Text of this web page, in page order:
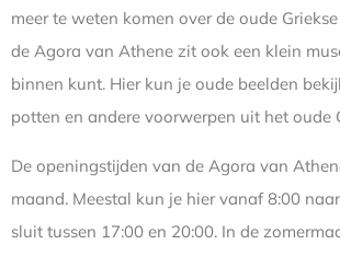
meer te weten komen over de oude
de Agora van Athene zit ook een klein
binnen kunt. Hier kun je oude beelden
potten en andere voorwerpen uit het oude
De openingstijden van de Agora van
maand. Meestal kun je hier vanaf 8:00
sluit tussen 17:00 en 20:00. In de